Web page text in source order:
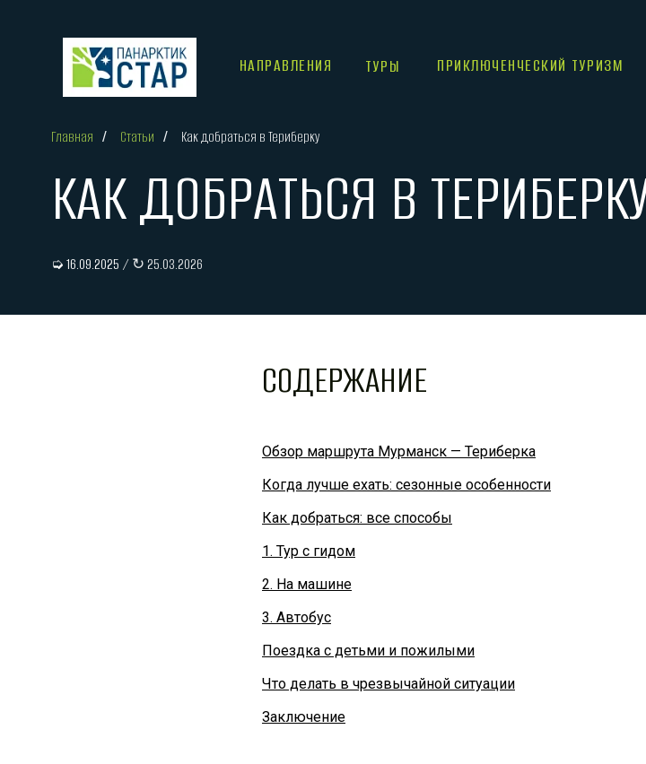
ПРИКЛЮЧЕНЧЕСКИЙ ТУРИЗМ
ТУРЫ
НАПРАВЛЕНИЯ
Главная Статьи Как добраться в Териберку
КАК ДОБРАТЬСЯ В ТЕРИБЕРКУ
СОДЕРЖАНИЕ
Обзор маршрута Мурманск — Териберка
Когда лучше ехать: сезонные особенности
Как добраться: все способы
1. Тур с гидом
2. На машине
3. Автобус
Поездка с детьми и пожилыми
Что делать в чрезвычайной ситуации
Заключение